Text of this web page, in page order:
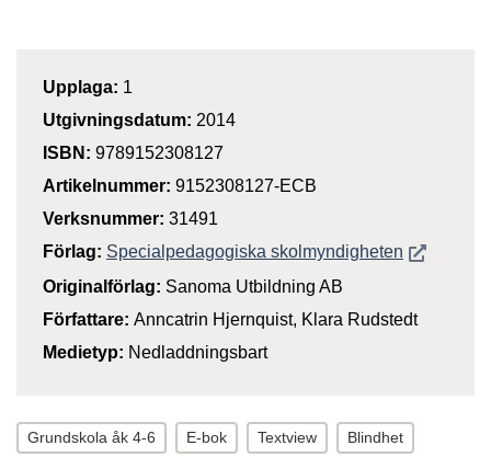
Upplaga: 1
Utgivningsdatum: 2014
ISBN: 9789152308127
Artikelnummer: 9152308127-ECB
Verksnummer: 31491
Förlag: Specialpedagogiska skolmyndigheten Öppnas i
Originalförlag: Sanoma Utbildning AB
Författare: Anncatrin Hjernquist, Klara Rudstedt
Medietyp: Nedladdningsbart
Grundskola åk 4-6 E-bok Textview Blindhet